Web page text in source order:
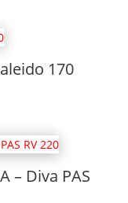
170
– Diva PAS